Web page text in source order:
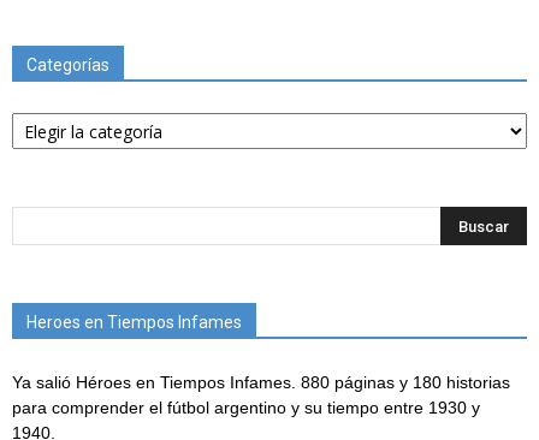
Categorías
Categorías
Heroes en Tiempos Infames
Ya salió Héroes en Tiempos Infames. 880 páginas y 180 historias
para comprender el fútbol argentino y su tiempo entre 1930 y
1940.